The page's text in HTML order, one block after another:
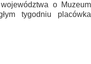
o Muzeum
tygodniu placówka